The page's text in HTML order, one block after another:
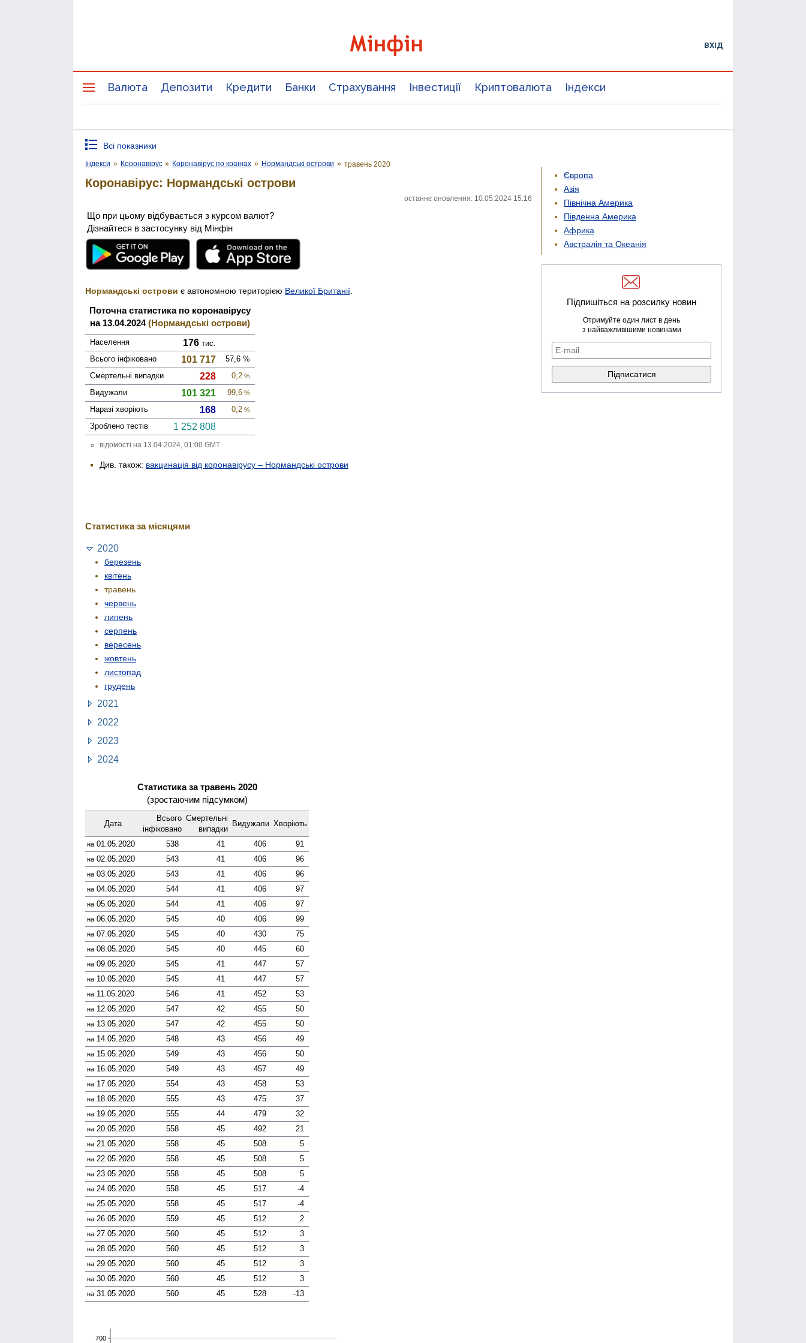
ВХІД
Валюта Депозити Кредити Банки Страхування Інвестиції Криптовалюта Індекси
Всі показники
Індекси » Коронавірус » Коронавірус по країнах » Нормандські острови » травень 2020
Коронавірус: Нормандські острови
останнє оновлення: 10.05.2024 15:16
Що при цьому відбувається з курсом валют?
Дізнайтеся в застосунку від Мінфін
Нормандські острови є автономною територією Великої Британії
Поточна статистика по коронавірусу
на 13.04.2024(Нормандські острови)
Населення 176 тис.
Всього інфі­ковано
101 717 57,6 %
Смер­тельні випадки
228 0,2 %
Виду­жали 101 321 99,6 %
Наразі хворіють 168 0,2 %
Зроблено тестів 1 252 808
відомості на 13.04.2024, 01:00 GMT
Див. також: вакцинація від коронавірусу – Нормандські острови
Статистика за місяцями
2020
березень
квітень
травень
червень
липень
серпень
вересень
жовтень
листопад
грудень
2021
2022
2023
2024
Статистика за травень 2020
(зростаючим підсумком)
Дата
Всього
інфі­ковано
Смер­тельні
випадки
Виду­жали Хворіють
на 01.05.2020 538 41 406 91
на 02.05.2020 543 41 406 96
на 03.05.2020 543 41 406 96
на 04.05.2020 544 41 406 97
на 05.05.2020 544 41 406 97
на 06.05.2020 545 40 406 99
на 07.05.2020 545 40 430 75
на 08.05.2020 545 40 445 60
на 09.05.2020 545 41 447 57
на 10.05.2020 545 41 447 57
на 11.05.2020 546 41 452 53
на 12.05.2020 547 42 455 50
на 13.05.2020 547 42 455 50
на 14.05.2020 548 43 456 49
на 15.05.2020 549 43 456 50
на 16.05.2020 549 43 457 49
на 17.05.2020 554 43 458 53
на 18.05.2020 555 43 475 37
на 19.05.2020 555 44 479 32
на 20.05.2020 558 45 492 21
на 21.05.2020 558 45 508 5
на 22.05.2020 558 45 508 5
на 23.05.2020 558 45 508 5
на 24.05.2020 558 45 517 -4
на 25.05.2020 558 45 517 -4
на 26.05.2020 559 45 512 2
на 27.05.2020 560 45 512 3
на 28.05.2020 560 45 512 3
на 29.05.2020 560 45 512 3
на 30.05.2020 560 45 512 3
на 31.05.2020 560 45 528 -13
700
Європа
Азія
Північна Америка
Південна Америка
Африка
Австралія та Океанія
Підпишіться на розсилку новин
Отримуйте один лист в день
з найважливішими новинами